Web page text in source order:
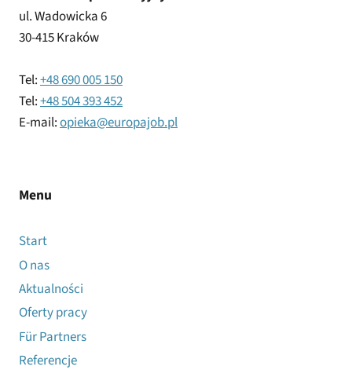
ul. Wadowicka 6
30-415 Kraków
Tel:+48 690 005 150
Tel:+48 504 393 452
E-mail:opieka@europajob.pl
Menu
Start
O nas
Aktualności
Oferty pracy
Für Partners
Referencje